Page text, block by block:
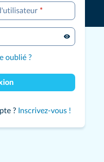
*
oublié ?
? Inscrivez-vous !